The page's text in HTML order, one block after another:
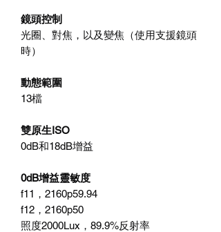
鏡頭控制
光圈、對焦，以及變焦（使用支援鏡頭
時）
動態範圍
13檔
雙原生ISO
0dB和18dB增益
0dB增益靈敏度
f11，2160p59.94
f12，2160p50
照度2000Lux，89.9%反射率